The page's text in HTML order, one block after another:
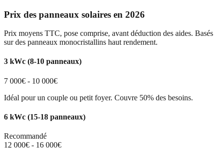
Prix des panneaux solaires en 2026
Prix moyens TTC, pose comprise, avant déduction des aides. Basés
sur des panneaux monocristallins haut rendement.
3 kWc (8-10 panneaux)
7 000€ - 10 000€
Idéal pour un couple ou petit foyer. Couvre 50% des besoins.
6 kWc (15-18 panneaux)
Recommandé
12 000€ - 16 000€